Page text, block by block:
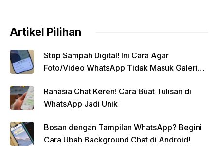
Artikel Pilihan
Stop Sampah Digital! Ini Cara Agar
Foto/Video WhatsApp Tidak Masuk Galeri
Rahasia Chat Keren! Cara Buat Tulisan di
WhatsApp Jadi Unik
Bosan dengan Tampilan WhatsApp? Begini
Cara Ubah Background Chat di Android!